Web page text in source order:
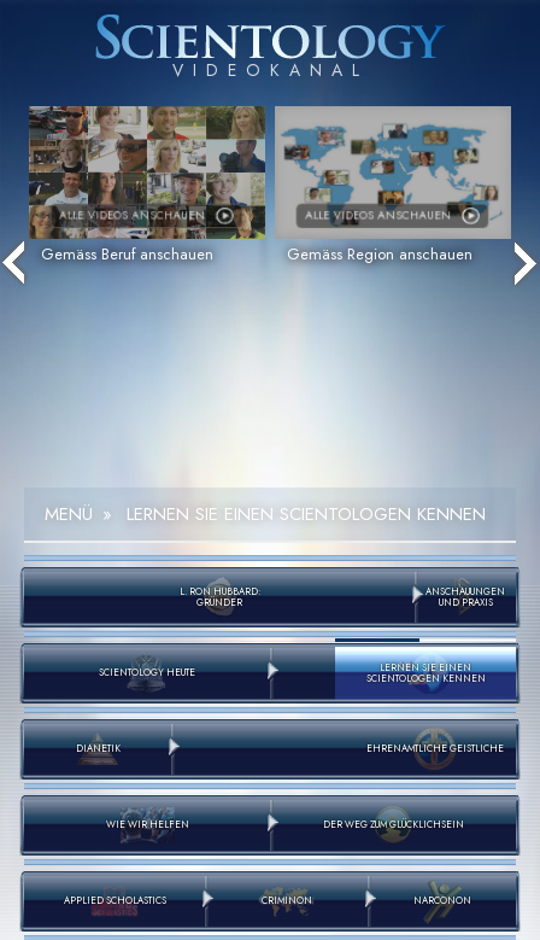
ALLE VIDEOS ANSCHAUEN
Gemäss Beruf anschauen
ALLE VIDEOS ANSCHAUEN
Gemäss Region anschauen
MENÜ » LERNEN SIE EINEN SCIENTOLOGEN KENNEN
L. RON HUBBARD:
GRÜNDER
ANSCHAUUNGEN
UND PRAXIS
SCIENTOLOGY HEUTE LERNEN SIE EINEN
SCIENTOLOGEN KENNEN
DIANETIK EHRENAMTLICHE GEISTLICHE
WIE WIR HELFEN DER WEG ZUM GLÜCKLICHSEIN
APPLIED SCHOLASTICS CRIMINON NARCONON